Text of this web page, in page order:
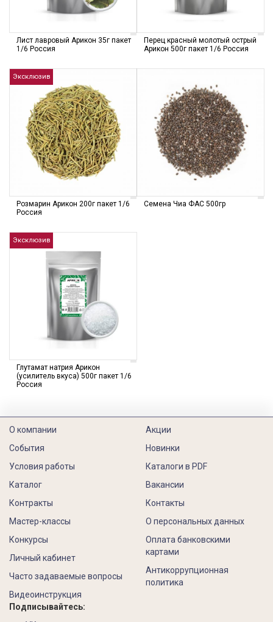
Лист лавровый Арикон 35г пакет
1/6 Россия
Перец красный молотый острый
Арикон 500г пакет 1/6 Россия
Эксклюзив
Розмарин Арикон 200г пакет 1/6
Россия
Семена Чиа ФАС 500гр
Эксклюзив
Глутамат натрия Арикон
(усилитель вкуса) 500г пакет 1/6
Россия
О компании
События
Условия работы
Каталог
Контракты
Акции
Новинки
Каталоги в PDF
Вакансии
Контакты
Мастер-классы
Конкурсы
Личный кабинет
Часто задаваемые вопросы
Видеоинструкция
О персональных данных
Оплата банковскими
картами
Антикоррупционная
политика
Подписывайтесь: